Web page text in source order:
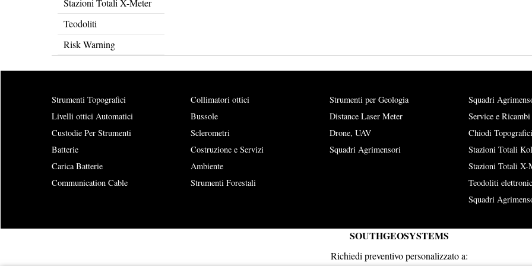
Stazioni Totali X-Meter
Teodoliti
Risk Warning
Strumenti Topografici
Livelli ottici Automatici
Custodie Per Strumenti
Batterie
Carica Batterie
Communication Cable
Collimatori ottici
Bussole
Sclerometri
Costruzione e Servizi
Ambiente
Strumenti Forestali
Strumenti per Geologia
Distance Laser Meter
Drone, UAV
Squadri Agrimensori
Squadri
Service e Ricambi
Chiodi Topografici
Stazioni Totali
Stazioni Totali X-
Teodoliti
Squadri
SOUTHGEOSYSTEMS
Richiedi preventivo personalizzato a: